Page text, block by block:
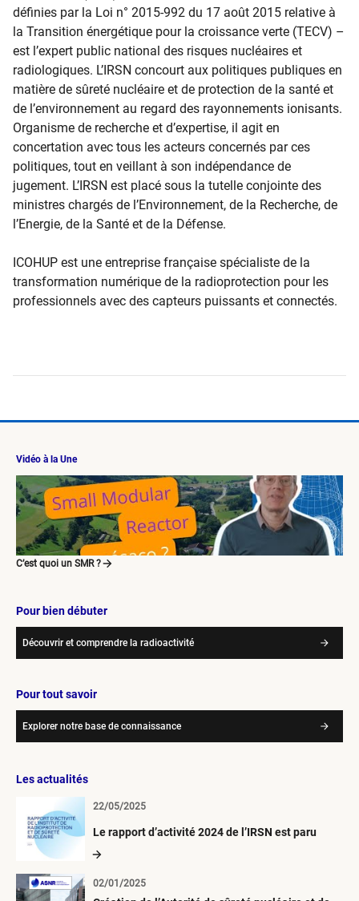
définies par la Loi n° 2015-992 du 17 août 2015 relative à
la Transition énergétique pour la croissance verte (TECV) –
est l’expert public national des risques nucléaires et
radiologiques. L’IRSN concourt aux politiques publiques en
matière de sûreté nucléaire et de protection de la santé et
de l’environnement au regard des rayonnements ionisants.
Organisme de recherche et d’expertise, il agit en
concertation avec tous les acteurs concernés par ces
politiques, tout en veillant à son indépendance de
jugement. L’IRSN est placé sous la tutelle conjointe des
ministres chargés de l’Environnement, de la Recherche, de
l’Energie, de la Santé et de la Défense.
ICOHUP est une entreprise française spécialiste de la
transformation numérique de la radioprotection pour les
professionnels avec des capteurs puissants et connectés.
Vidéo à la Une
C’est quoi un SMR ?
Pour bien débuter
Découvrir et comprendre la radioactivité
Pour tout savoir
Explorer notre base de connaissance
Les actualités
Le rapport d’activité 2024 de l’IRSN est paru
22/05/2025
02/01/2025